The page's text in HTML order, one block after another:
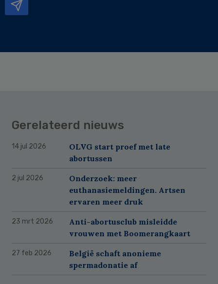
Gerelateerd nieuws
14 jul 2026
OLVG start proef met late
abortussen
2 jul 2026
Onderzoek: meer
euthanasiemeldingen. Artsen
ervaren meer druk
23 mrt 2026
Anti-abortusclub misleidde
vrouwen met Boomerangkaart
27 feb 2026
België schaft anonieme
spermadonatie af